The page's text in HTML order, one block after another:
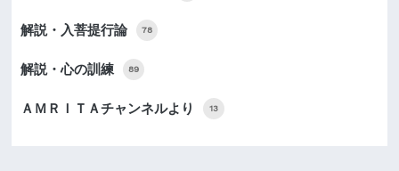
解説・入菩提行論 78
解説・心の訓練 89
ＡＭＲＩＴＡチャンネルより 13